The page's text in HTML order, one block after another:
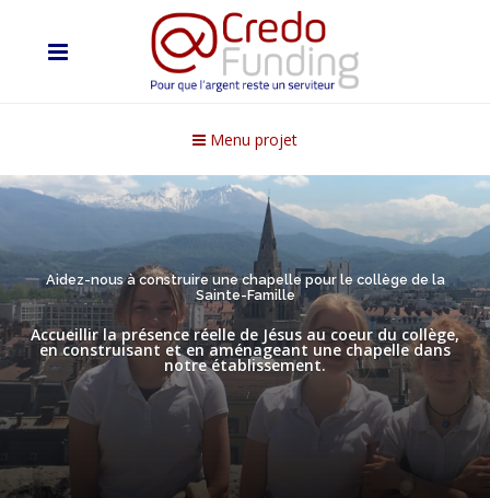
Menu projet
Aidez-nous à construire une chapelle pour le collège de la
Sainte-Famille
Accueillir la présence réelle de Jésus au coeur du collège,
en construisant et en aménageant une chapelle dans
notre établissement.